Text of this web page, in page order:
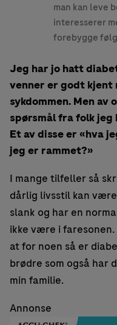
man kan leve
interesserer
forebygge
Jeg har jo hatt
venner er godt kjent
sykdommen. Men av
spørsmål fra folk jeg
Et av disse er «hva
jeg er rammet?»
I mange tilfeller så
dårlig livsstil kan
slank og har en
ikke være i
at for noen så er
brødre som også har
min familie.
Annonse